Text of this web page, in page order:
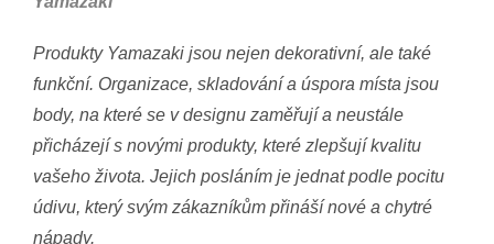
Produkty Yamazaki jsou nejen dekorativní, ale také
funkční. Organizace, skladování a úspora místa jsou
body, na které se v designu zaměřují a neustále
přicházejí s novými produkty, které zlepšují kvalitu
vašeho života. Jejich posláním je jednat podle pocitu
údivu, který svým zákazníkům přináší nové a chytré
nápady.